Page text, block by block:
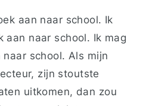
aan naar school. Ik
aan naar school. Ik mag
school. Als mijn
zijn stoutste
uitkomen, dan zou